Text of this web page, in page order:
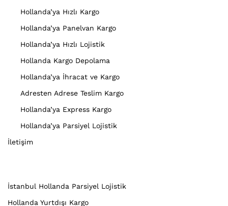
Hollanda’ya Hızlı Kargo
Hollanda’ya Panelvan Kargo
Hollanda’ya Hızlı Lojistik
Hollanda Kargo Depolama
Hollanda’ya İhracat ve Kargo
Adresten Adrese Teslim Kargo
Hollanda’ya Express Kargo
Hollanda’ya Parsiyel Lojistik
İletişim
İstanbul Hollanda Parsiyel Lojistik
Hollanda Yurtdışı Kargo